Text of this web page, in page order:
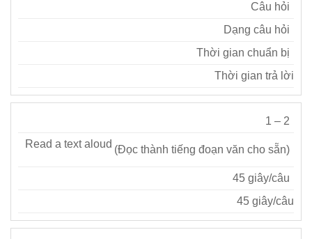
Câu hỏi
Dạng câu hỏi
Thời gian chuẩn bị
Thời gian trả lời
1 – 2
Read a text aloud (Đọc thành tiếng đoạn văn cho sẵn)
45 giây/câu
45 giây/câu